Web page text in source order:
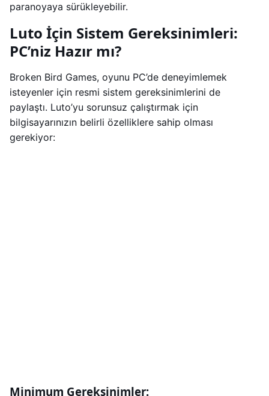
paranoyaya sürükleyebilir.
Luto İçin Sistem Gereksinimleri:
PC’niz Hazır mı?
Broken Bird Games, oyunu PC’de deneyimlemek
isteyenler için resmi sistem gereksinimlerini de
paylaştı. Luto’yu sorunsuz çalıştırmak için
bilgisayarınızın belirli özelliklere sahip olması
gerekiyor:
Minimum Gereksinimler: